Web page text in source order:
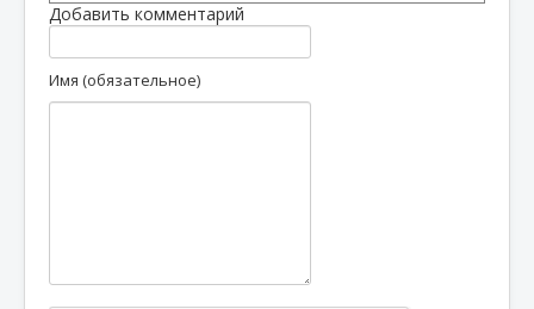
Добавить комментарий
Имя (обязательное)